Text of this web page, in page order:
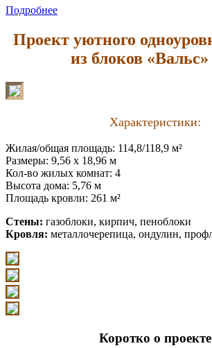
Подробнее
Проект уютного
из блоков «Вальс»
Характеристики:
Жилая/общая площадь: 114,8/118,9 м²
Размеры: 9,56 х 18,96 м
Кол-во жилых комнат: 4
Высота дома: 5,76 м
Площадь кровли: 261 м²
Стены: газоблоки, кирпич, пеноблоки
Кровля: металлочерепица, ондулин,
Коротко о проекте